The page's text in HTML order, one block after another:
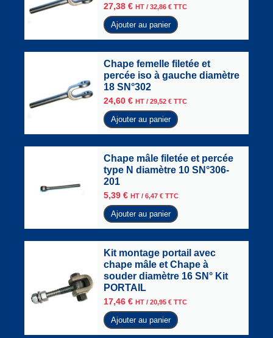
27,38 € HT / 32,86 € TTC
Ajouter au panier
Chape femelle filetée et
percée iso à gauche diamètre
18 SN°302
24,60 € HT / 29,52 € TTC
Ajouter au panier
Chape mâle filetée et percée
type N diamètre 10 SN°306-
201
5,39 € HT / 6,47 € TTC
Ajouter au panier
Kit montage portail avec
chape mâle et Chape à
souder diamètre 16 SN° Kit
PORTAIL
17,46 € HT / 20,95 € TTC
Ajouter au panier